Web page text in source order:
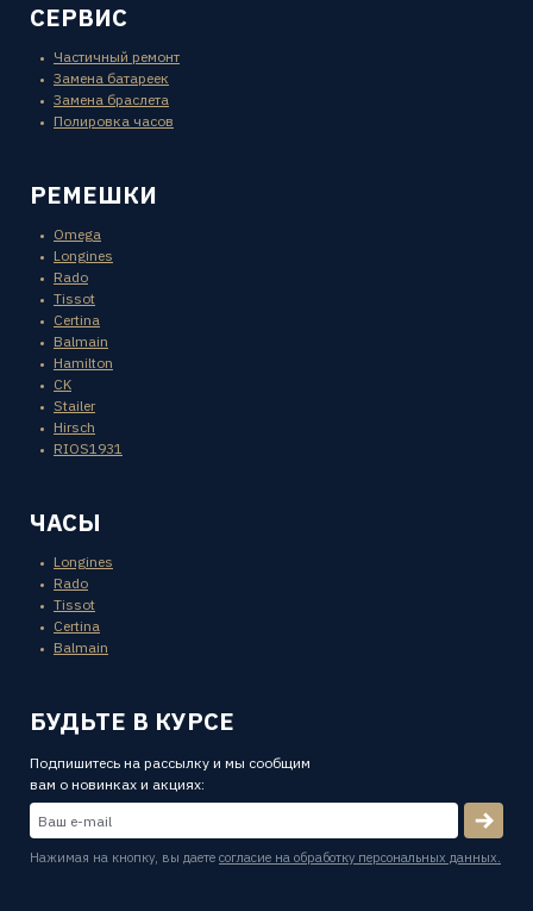
СЕРВИС
Частичный ремонт
Замена батареек
Замена браслета
Полировка часов
РЕМЕШКИ
Omega
Longines
Rado
Tissot
Certina
Balmain
Hamilton
CK
Stailer
Hirsch
RIOS1931
ЧАСЫ
Longines
Rado
Tissot
Certina
Balmain
БУДЬТЕ В КУРСЕ
Подпишитесь на рассылку и мы сообщим
вам о новинках и акциях:
Нажимая на кнопку, вы даете согласие на обработку персональных данных.